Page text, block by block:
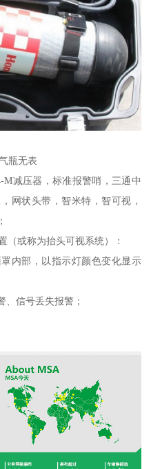
瓶无表
M减压器，标准报警哨，三通中
网状头带，智米特，智可视，
（或称为抬头可视系统）：
内部，以指示灯颜色变化显示
、信号丢失报警；